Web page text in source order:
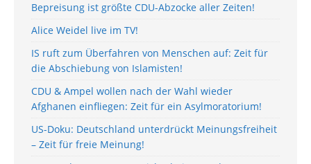
Bepreisung ist größte CDU-Abzocke aller Zeiten!
Alice Weidel live im TV!
IS ruft zum Überfahren von Menschen auf: Zeit für
die Abschiebung von Islamisten!
CDU & Ampel wollen nach der Wahl wieder
Afghanen einfliegen: Zeit für ein Asylmoratorium!
US-Doku: Deutschland unterdrückt Meinungsfreiheit
– Zeit für freie Meinung!